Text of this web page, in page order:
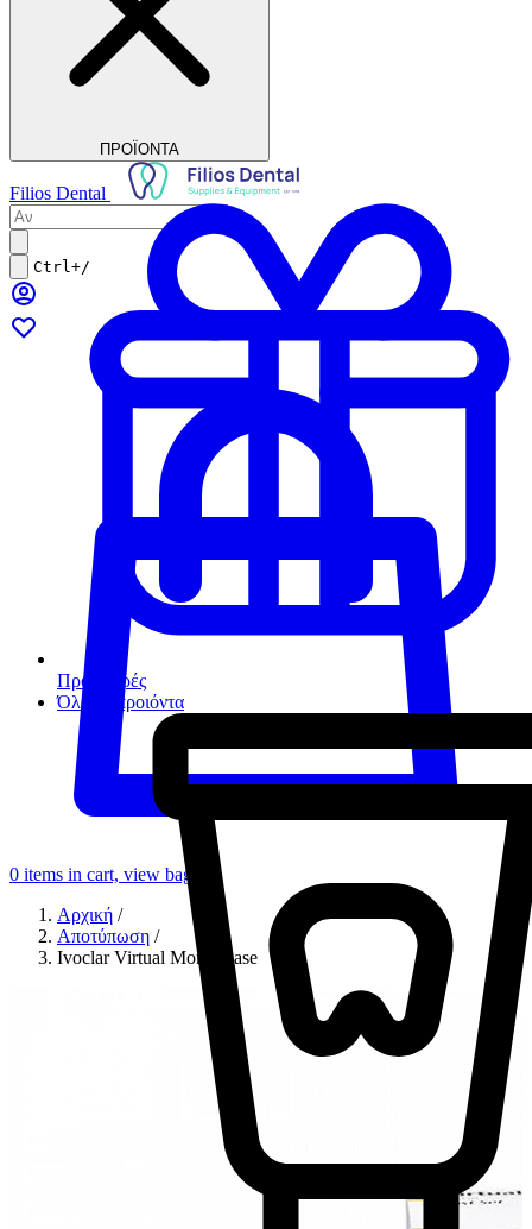
ΠΡΟΪΟΝΤΑ
Προσφορές
Όλα τα προιόντα
Filios Dental
Ctrl+/
0 items in cart, view bag
Αρχική /
Αποτύπωση /
Ivoclar Virtual Monophase